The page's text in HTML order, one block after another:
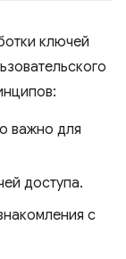
ключей
важно для
доступа.
с